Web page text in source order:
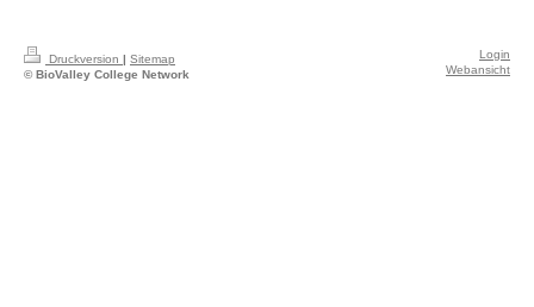
Druckversion | Sitemap
© BioValley College Network
Login
Webansicht